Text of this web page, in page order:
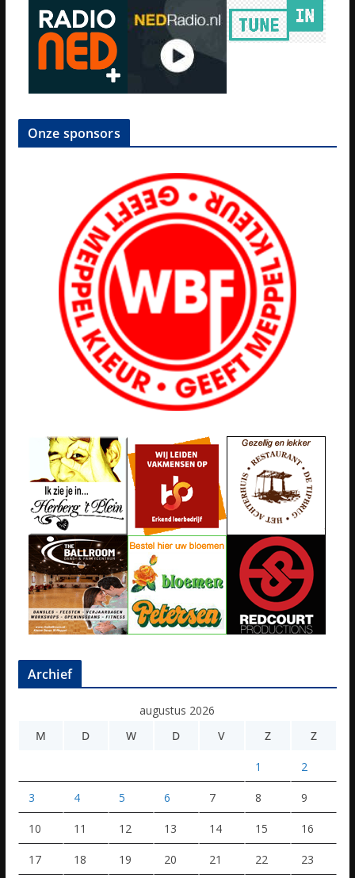
Onze sponsors
Archief
augustus 2026
M
D W D V Z Z
1 2
3 4 5 6 7 8 9
10 11 12 13 14 15 16
17 18 19 20 21 22 23